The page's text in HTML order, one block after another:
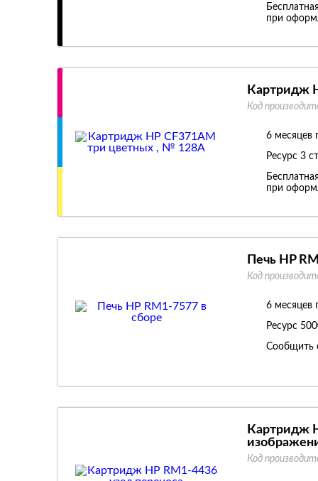
при
Картридж
Код
6 месяцев
Ресурс 3
при
Печь HP
Код
6 месяцев
Ресурс
Сообщить
Картридж
Код